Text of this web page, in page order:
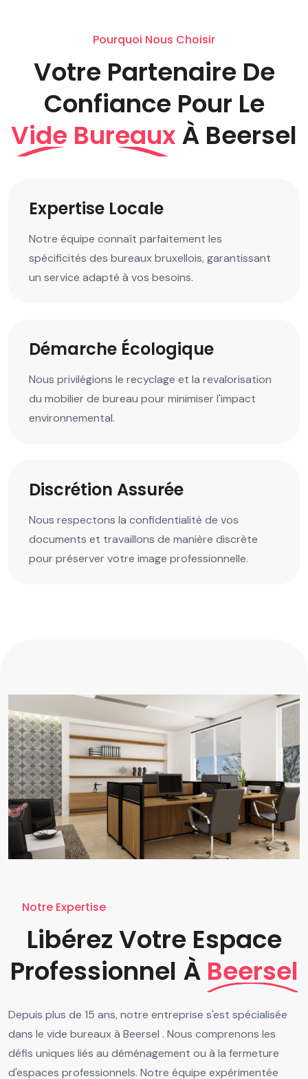
Pourquoi Nous Choisir
Votre Partenaire De
Confiance Pour Le
Vide BureauxÀ Beersel
Expertise Locale
Notre équipe connaît parfaitement les
spécificités des bureaux bruxellois, garantissant
un service adapté à vos besoins.
Démarche Écologique
Nous privilégions le recyclage et la revalorisation
du mobilier de bureau pour minimiser l'impact
environnemental.
Discrétion Assurée
Nous respectons la confidentialité de vos
documents et travaillons de manière discrète
pour préserver votre image professionnelle.
Notre Expertise
Libérez Votre Espace
Professionnel À Beersel
Depuis plus de 15 ans, notre entreprise s'est spécialisée
dans le vide bureaux à Beersel . Nous comprenons les
défis uniques liés au déménagement ou à la fermeture
d'espaces professionnels. Notre équipe expérimentée